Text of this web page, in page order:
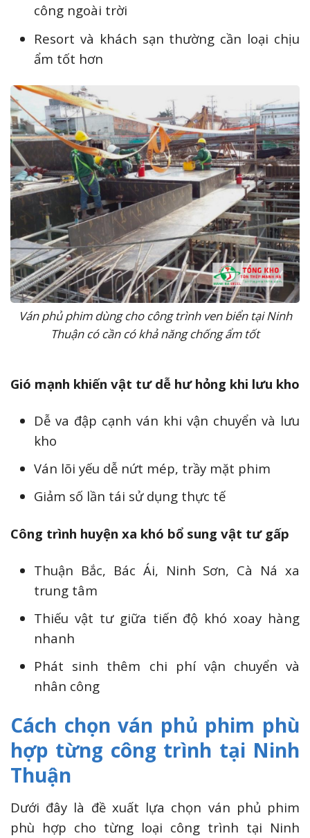
công ngoài trời
Resort và khách sạn thường cần loại chịu
ẩm tốt hơn
Ván phủ phim dùng cho công trình ven biển tại Ninh
Thuận có cần có khả năng chống ẩm tốt
Gió mạnh khiến vật tư dễ hư hỏng khi lưu kho
Dễ va đập cạnh ván khi vận chuyển và lưu
kho
Ván lõi yếu dễ nứt mép, trầy mặt phim
Giảm số lần tái sử dụng thực tế
Công trình huyện xa khó bổ sung vật tư gấp
Thuận Bắc, Bác Ái, Ninh Sơn, Cà Ná xa
trung tâm
Thiếu vật tư giữa tiến độ khó xoay hàng
nhanh
Phát sinh thêm chi phí vận chuyển và
nhân công
Cách chọn ván phủ phim phù
hợp từng công trình tại Ninh
Thuận
Dưới đây là đề xuất lựa chọn ván phủ phim
phù hợp cho từng loại công trình tại Ninh